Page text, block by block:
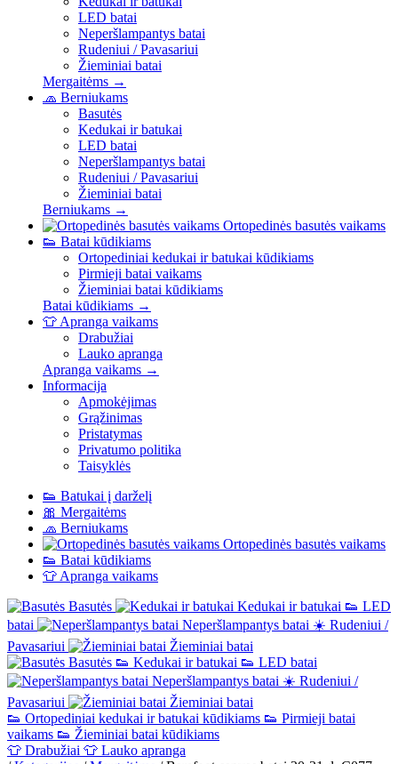
LED batai
Neperšlampantys batai
Rudeniui / Pavasariui
Žieminiai batai
Mergaitėms →
🧢 Berniukams
Basutės
Kedukai ir batukai
LED batai
Neperšlampantys batai
Rudeniui / Pavasariui
Žieminiai batai
Berniukams →
Ortopedinės basutės vaikams
👟 Batai kūdikiams
Ortopediniai kedukai ir batukai kūdikiams
Pirmieji batai vaikams
Žieminiai batai kūdikiams
Batai kūdikiams →
👕Apranga vaikams
Drabužiai
Lauko apranga
Apranga vaikams →
Informacija
Apmokėjimas
Grąžinimas
Pristatymas
Privatumo politika
Taisyklės
👟 Batukai į darželį
🎀 Mergaitėms
🧢 Berniukams
Ortopedinės basutės vaikams
👟 Batai kūdikiams
👕Apranga vaikams
Basutės
Kedukai ir batukai 👟 LED
batai
Neperšlampantys batai ☀️ Rudeniui /
Pavasariui
Žieminiai batai
Basutės 👟 Kedukai ir batukai 👟 LED batai
Neperšlampantys batai ☀️ Rudeniui /
Pavasariui
Žieminiai batai
👟 Ortopediniai kedukai ir batukai kūdikiams 👟 Pirmieji batai
vaikams 👟 Žieminiai batai kūdikiams
👕 Drabužiai 👕 Lauko apranga